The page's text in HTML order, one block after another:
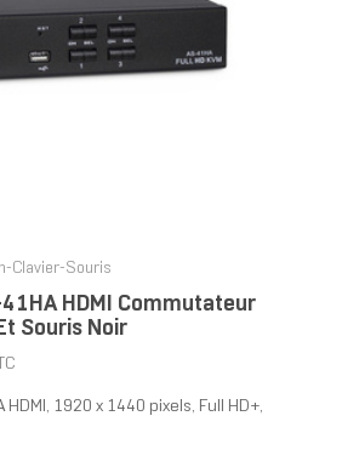
Clavier-Souris
HDMI Commutateur
Souris Noir
HDMI, 1920 x 1440 pixels, Full HD+,